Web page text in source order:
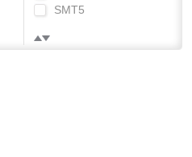
SMT5